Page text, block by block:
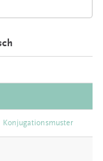
Konjugationsmuster